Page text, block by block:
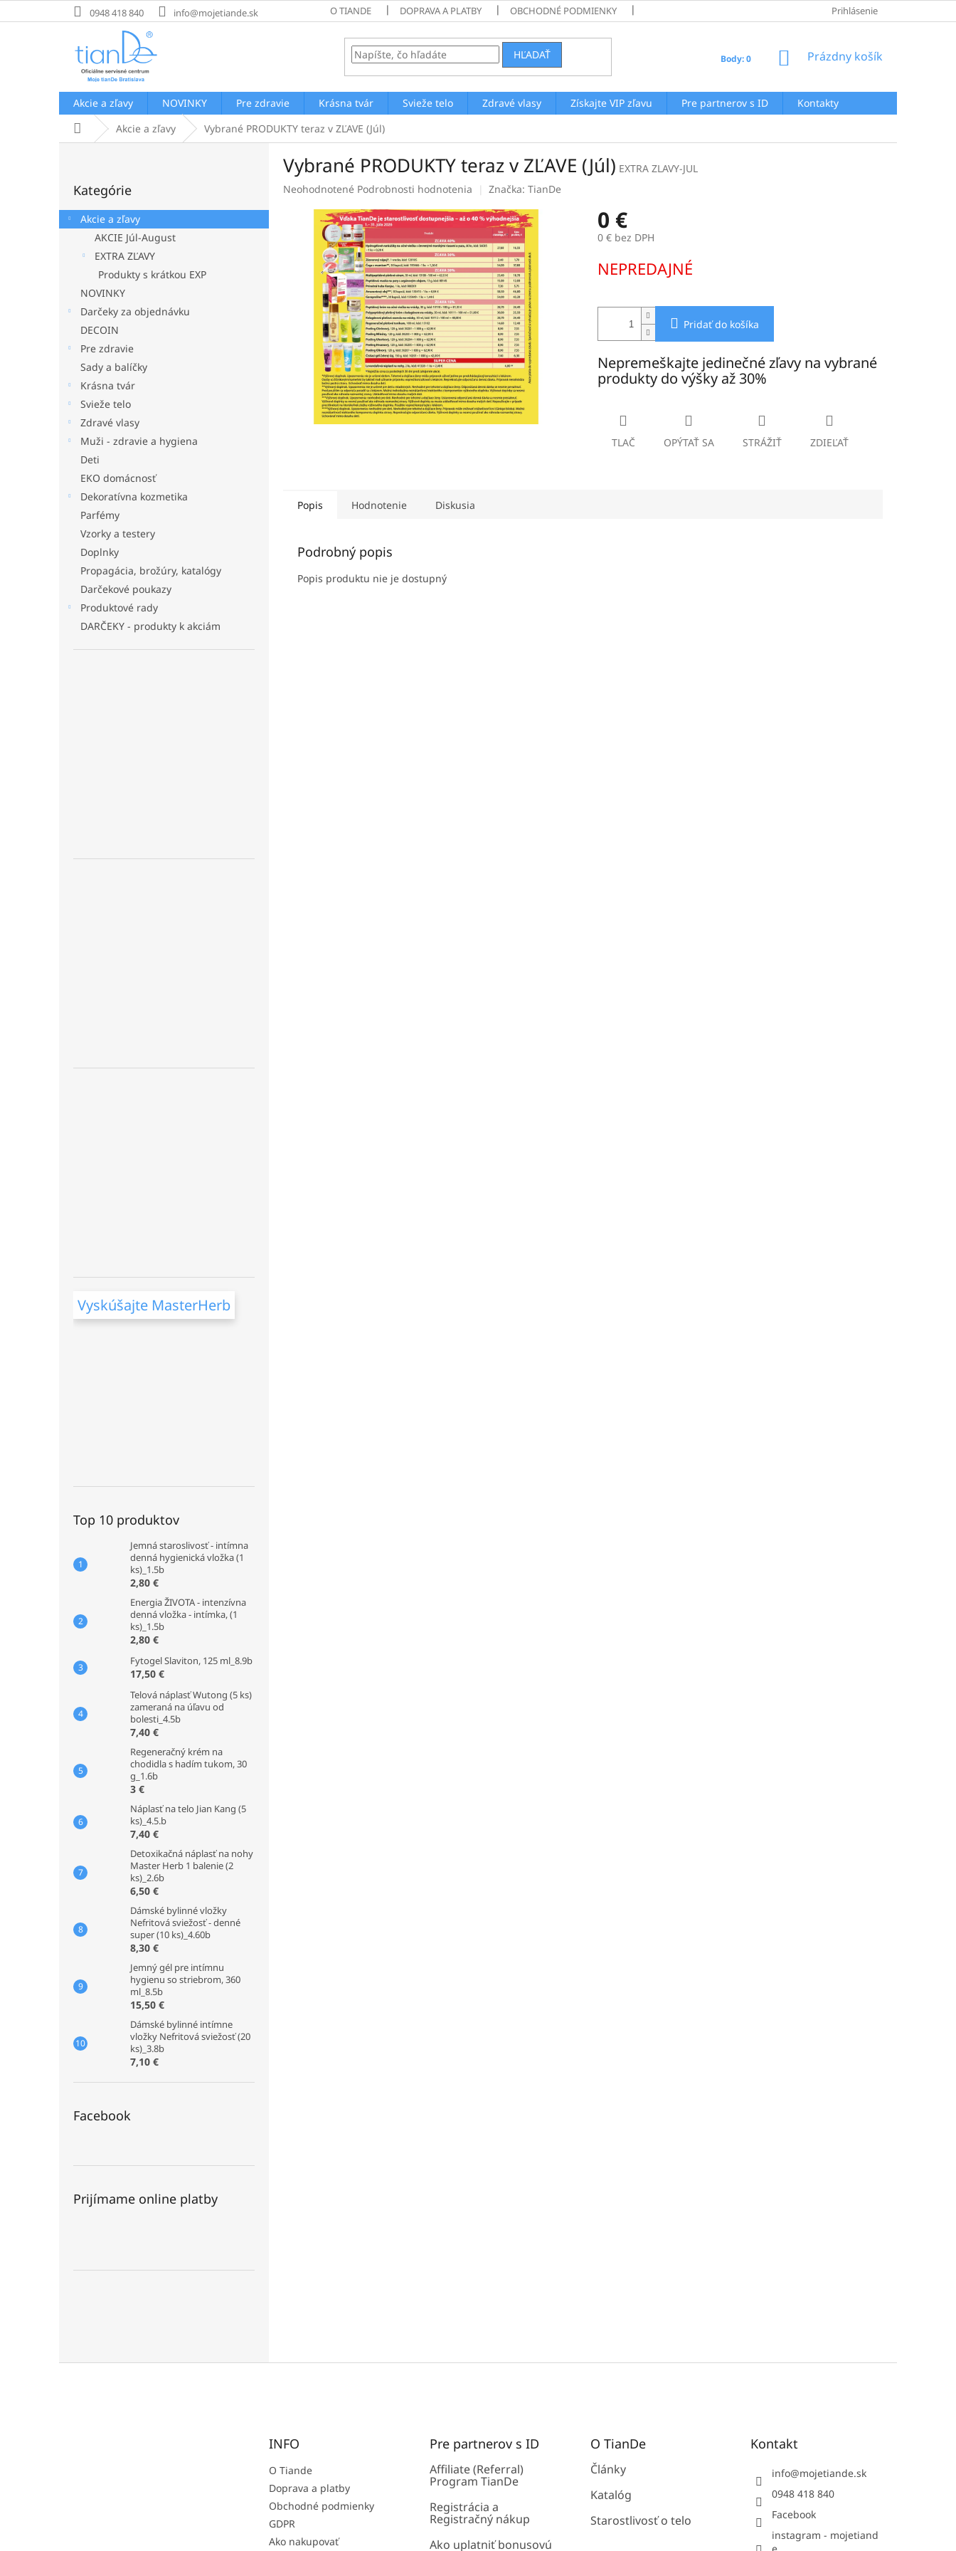
na
0948 418 840 info@mojetiande.sk O TIANDE DOPRAVA A PLATBY OBCHODNÉ PODMIENKY AKTUALITY REKLAMAČNÝ
Prihlásenie
HĽADAŤ
NÁKUPNÝ
Prázdny košík
Body: 0
Akcie a zľavy NOVINKY Pre zdravie Krásna tvár Svieže telo Zdravé vlasy Získajte VIP zľavu Pre partnerov s ID
Kontakty
DomovAkcie a zľavy Vybrané PRODUKTY teraz v ZĽAVE (Júl)
ý
p
kategórie
Kategórie
Akcie a zľavy
AKCIE Júl-August
EXTRA ZĽAVY
Produkty s krátkou EXP
NOVINKY
Darčeky za objednávku
DECOIN
Pre zdravie
Sady a balíčky
Krásna tvár
Svieže telo
Zdravé vlasy
Muži - zdravie a hygiena
Deti
EKO domácnosť
Dekoratívna kozmetika
Parfémy
Vzorky a testery
Doplnky
Propagácia, brožúry, katalógy
Darčekové poukazy
Produktové rady
DARČEKY - produkty k akciám
Vyskúšajte MasterHerb
Top 10 produktov
Jemná staroslivosť - intímna
denná hygienická vložka (1
ks)_1.5b
2,80 €
Energia ŽIVOTA - intenzívna
denná vložka - intímka, (1
ks)_1.5b
2,80 €
Fytogel Slaviton, 125 ml_8.9b
17,50 €
Telová náplasť Wutong (5 ks)
zameraná na úľavu od
bolesti_4.5b
7,40 €
Regeneračný krém na
chodidla s hadím tukom, 30
g_1.6b
3 €
Náplasť na telo Jian Kang (5
ks)_4.5.b
7,40 €
Detoxikačná náplasť na nohy
Master Herb 1 balenie (2
ks)_2.6b
6,50 €
Dámské bylinné vložky
Nefritová sviežosť - denné
super (10 ks)_4.60b
8,30 €
Jemný gél pre intímnu
hygienu so striebrom, 360
ml_8.5b
15,50 €
Dámské bylinné intímne
vložky Nefritová sviežosť (20
ks)_3.8b
7,10 €
Facebook
Prijímame online platby
Vybrané PRODUKTY teraz v ZĽAVE (Júl) EXTRA ZLAVY-JUL
Priemerné
produktu
hviezdičiek.
Neohodnotené Podrobnosti hodnotenia Značka: TianDe
0 €
0 € bez DPH
cena:
NEPREDAJNÉ
Pridať do košíka
Nepremeškajte jedinečné zľavy na vybrané
produkty do výšky až 30%
TLAČ OPÝTAŤ SA STRÁŽIŤ ZDIEĽAŤ
Popis Hodnotenie Diskusia
Podrobný popis
Popis produktu nie je dostupný
INFO
O Tiande
Doprava a platby
Obchodné podmienky
GDPR
Ako nakupovať
Pre partnerov s ID
Affiliate (Referral)
Program TianDe
Registrácia a
Registračný nákup
Ako uplatniť bonusovú
O TianDe
Články
Katalóg
Starostlivosť o telo
Kontakt
info@mojetiande.sk
0948 418 840
Facebook
instagram - mojetiand